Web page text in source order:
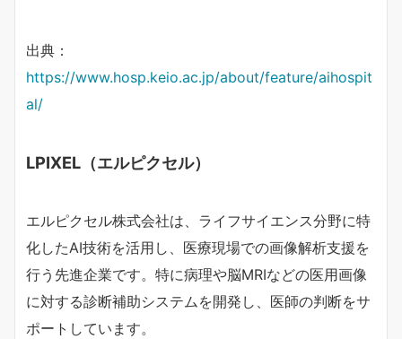
出典：
https://www.hosp.keio.ac.jp/about/feature/aihospit
al/
LPIXEL（エルピクセル）
エルピクセル株式会社は、ライフサイエンス分野に特
化したAI技術を活用し、医療現場での画像解析支援を
行う先進企業です。特に病理や脳MRIなどの医用画像
に対する診断補助システムを開発し、医師の判断をサ
ポートしています。